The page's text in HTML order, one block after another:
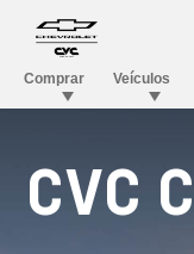
CVC